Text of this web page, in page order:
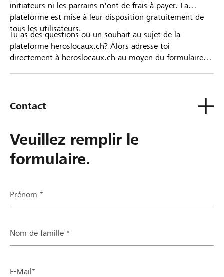
initiateurs ni les parrains n'ont de frais à payer. La
plateforme est mise à leur disposition gratuitement de
tous les utilisateurs.
Tu as des questions ou un souhait au sujet de la
plateforme heroslocaux.ch? Alors adresse-toi
directement à heroslocaux.ch au moyen du formulaire
Contact
Veuillez remplir le
formulaire.
Prénom *
Nom de famille *
E-Mail*